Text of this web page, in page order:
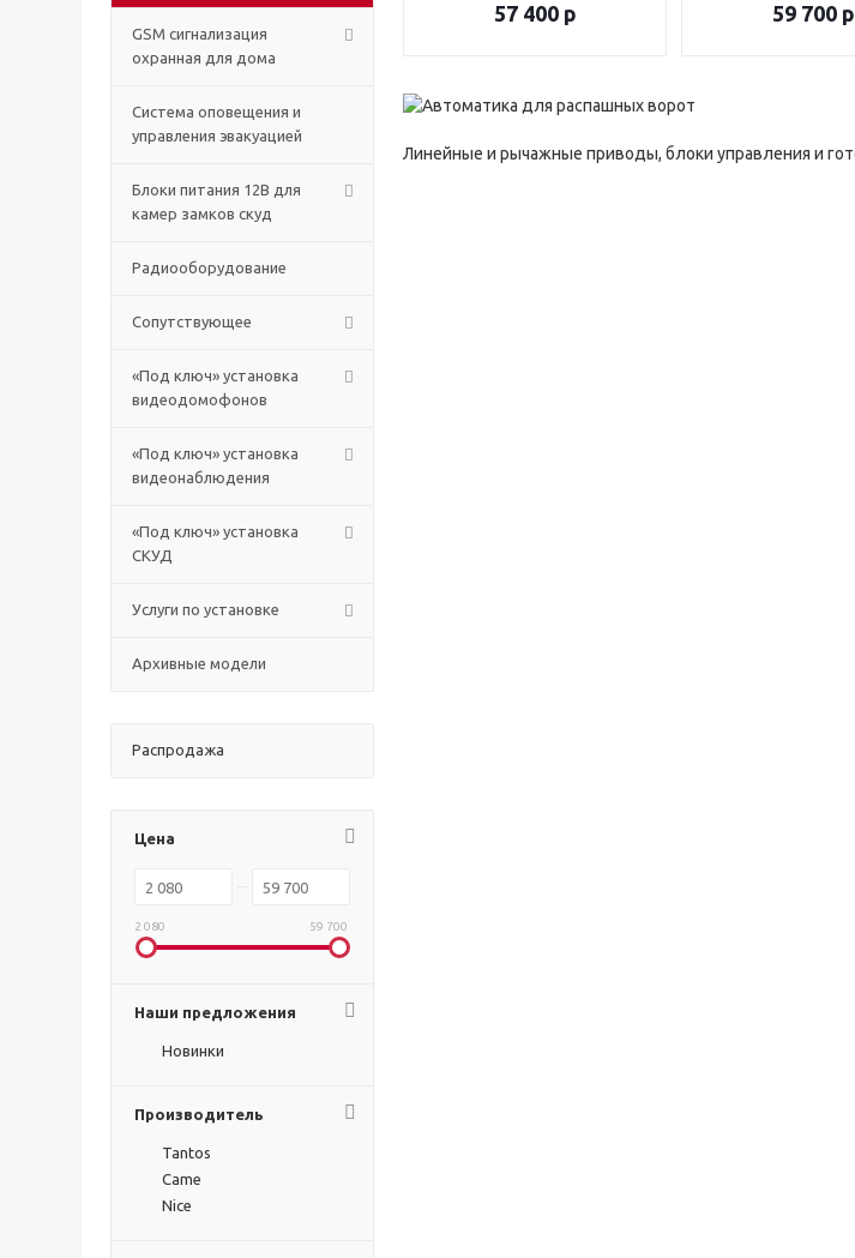
GSM сигнализация
охранная для дома
Cистема оповещения и
управления эвакуацией
Блоки питания 12В для
камер замков скуд
Радиооборудование
Сопутствующее
«Под ключ» установка
видеодомофонов
«Под ключ» установка
видеонаблюдения
«Под ключ» установка
СКУД
Услуги по установке
Архивные модели
Распродажа
Цена
2 080 59 700
Наши предложения
Новинки
Производитель
Tantos
Came
Nice
57 400 р 59 700 р
Линейные и рычажные приводы, блоки управления и